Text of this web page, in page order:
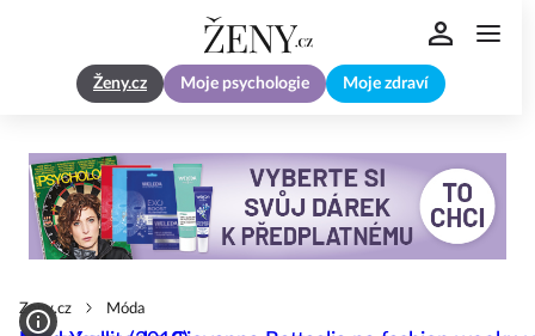
Ženy.cz Moje psychologie Moje zdraví
Zeny.cz Móda